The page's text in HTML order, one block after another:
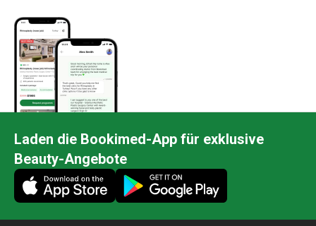
Laden die Bookimed-App für exklusive
Beauty-Angebote